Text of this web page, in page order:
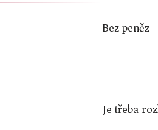
Bez peněz
Je třeba